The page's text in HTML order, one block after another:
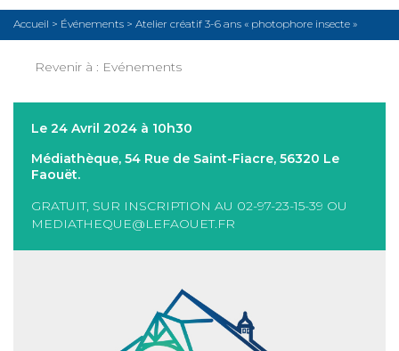
Accueil > Événements > Atelier créatif 3-6 ans « photophore insecte »
Revenir à : Evénements
Le 24 Avril 2024 à 10h30
Médiathèque, 54 Rue de Saint-Fiacre, 56320 Le
Faouët.
GRATUIT, SUR INSCRIPTION AU 02-97-23-15-39 OU
MEDIATHEQUE@LEFAOUET.FR